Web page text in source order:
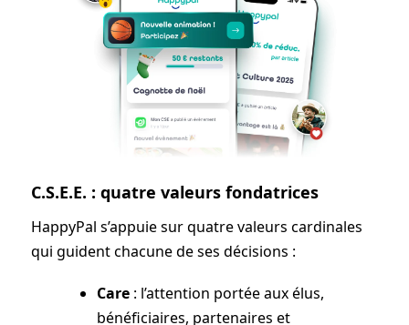
C.S.E.E. : quatre valeurs fondatrices
HappyPal s’appuie sur quatre valeurs cardinales
qui guident chacune de ses décisions :
Care: l’attention portée aux élus,
bénéficiaires, partenaires et